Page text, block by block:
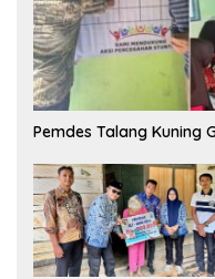
Pemdes Talang Kuning